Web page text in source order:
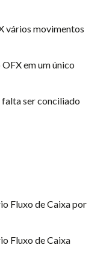
vários movimentos
em um único
ser conciliado
Fluxo de Caixa por
Fluxo de Caixa